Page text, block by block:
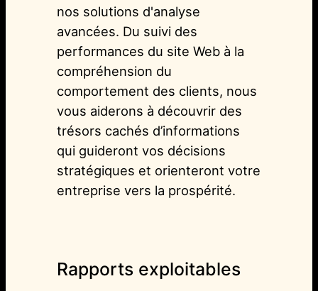
nos solutions d'analyse
avancées. Du suivi des
performances du site Web à la
compréhension du
comportement des clients, nous
vous aiderons à découvrir des
trésors cachés d’informations
qui guideront vos décisions
stratégiques et orienteront votre
entreprise vers la prospérité.
Rapports exploitables